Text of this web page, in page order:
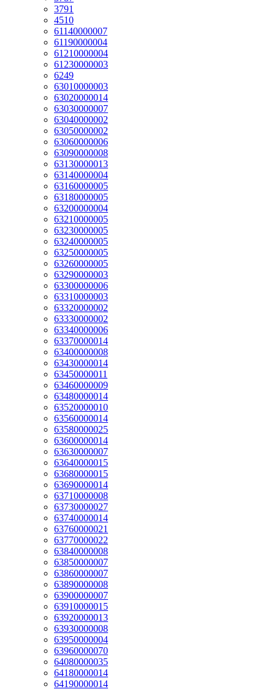
3791
4510
61140000007
61190000004
61210000004
61230000003
6249
63010000003
63020000014
63030000007
63040000002
63050000002
63060000006
63090000008
63130000013
63140000004
63160000005
63180000005
63200000004
63210000005
63230000005
63240000005
63250000005
63260000005
63290000003
63300000006
63310000003
63320000002
63330000002
63340000006
63370000014
63400000008
63430000014
63450000011
63460000009
63480000014
63520000010
63560000014
63580000025
63600000014
63630000007
63640000015
63680000015
63690000014
63710000008
63730000027
63740000014
63760000021
63770000022
63840000008
63850000007
63860000007
63890000008
63900000007
63910000015
63920000013
63930000008
63950000004
63960000070
64080000035
64180000014
64190000014